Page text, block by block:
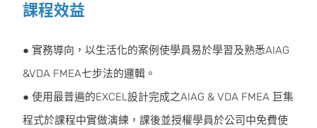
課程效益
● 實務導向，以生活化的案例使學員易於學習及熟悉AIAG
&VDA FMEA七步法的邏輯。
● 使用最普遍的EXCEL設計完成之AIAG & VDA FMEA 巨集
程式於課程中實做演練，課後並授權學員於公司中免費使